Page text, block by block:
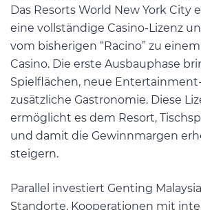
Das Resorts World New York City
eine vollständige Casino-Lizenz
vom bisherigen “Racino” zu
Casino. Die erste Ausbauphase
Spielflächen, neue
zusätzliche Gastronomie. Diese
ermöglicht es dem Resort,
und damit die Gewinnmargen
steigern.
Parallel investiert Genting
Standorte. Kooperationen mit